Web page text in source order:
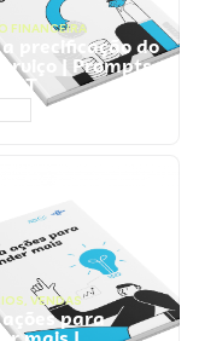
FINANCEIRA
a precificação do
| Prompts
, VENDAS
ações para